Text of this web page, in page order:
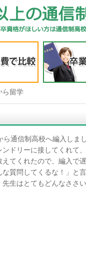
ら留学
通信制高校へ編入しま
ドリーに接してくれて
てくれたので、編入で
質問してくるな！」と
生はとてもどんなささ